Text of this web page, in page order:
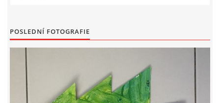
VÝTVARNÉ TECHNIKY
VÝTVARNÉ POMŮCKY
POSLEDNÍ FOTOGRAFIE